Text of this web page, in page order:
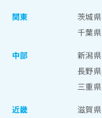
関東
茨城県
千葉県
中部
新潟県
長野県
三重県
近畿
滋賀県